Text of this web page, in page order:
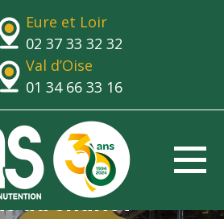
Eure et Loir
02 37 33 32 32
Val d’Oise
01 34 66 33 16
du chariot